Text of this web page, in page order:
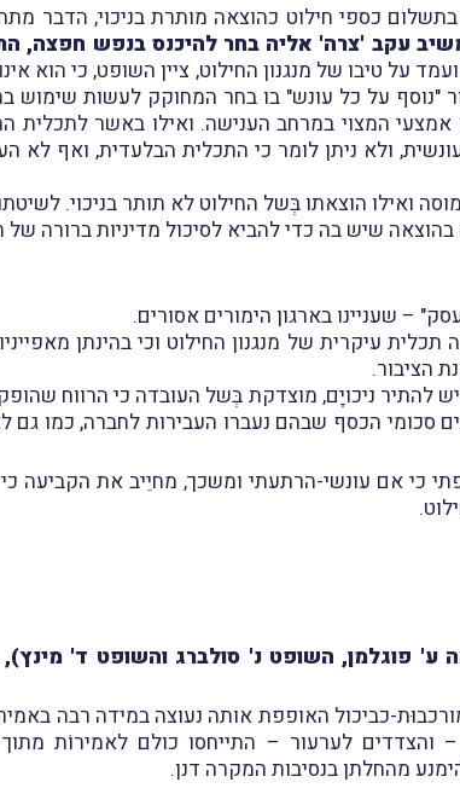
איסור מפורש על הכרה בתשלום כספי חילוט כהוצאה מותרת בניכוי,
עקב 'צרה' אליה בחר להיכנס בנפש חפצה,
על טיבו של מנגנון החילוט, ציין השופט, כי הוא
"נוסף על כל עונש" בו בחר המחוקק לעשות שימוש
אמצעי המצוי במרחב הענישה. ואילו באשר לתכלית
ולא ניתן לומר כי התכלית הבלעדית, ואף לא
ואילו הוצאתו בְּשל החילוט לא תותר בניכוי.
שיש בה כדי להביא לסיכול מדיניות ברורה
– שעניינו בארגון הימורים אסורים.
עיקרית של מנגנון החילוט וכי בהינתן
הציבור.
להתיר ניכויָם, מוצדקת בְּשל העובדה כי הרווח
סכומי הכסף שבהם נעברו העבירות לחברה, כמו גם
כי אם עונשי-הרתעתי ומשכך, מחיֵיב את הקביעה כי
פוגלמן, השופט נ' סולברג והשופט ד' מינץ),
כביכול האופפת אותה נעוצה במידה רבה
והצדדים לערעור – התייחסו כולם לאמירוֹת
מהחלתן בנסיבות המקרה דנן.